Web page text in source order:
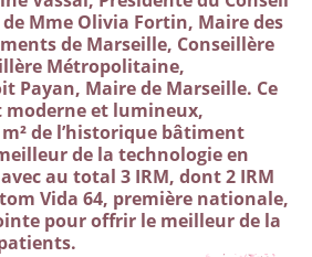
Mme Olivia Fortin, Maire des
de Marseille, Conseillère
Métropolitaine,
Payan, Maire de Marseille. Ce
et lumineux,
de l’historique bâtiment
de la technologie en
au total 3 IRM, dont 2 IRM
Vida 64, première nationale,
pour offrir le meilleur de la